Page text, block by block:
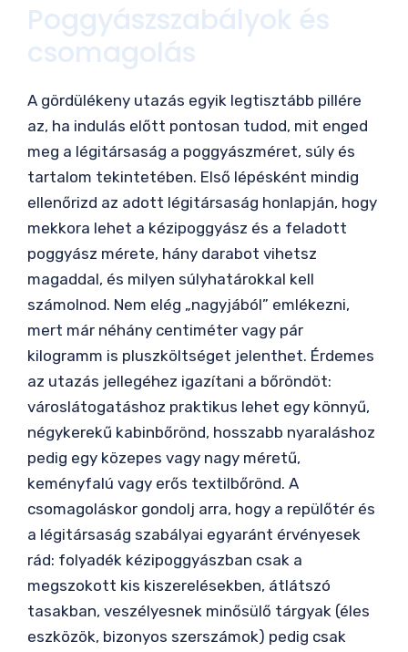
Poggyászszabályok és
csomagolás
A gördülékeny utazás egyik legtisztább pillére
az, ha indulás előtt pontosan tudod, mit enged
meg a légitársaság a poggyászméret, súly és
tartalom tekintetében. Első lépésként mindig
ellenőrizd az adott légitársaság honlapján, hogy
mekkora lehet a kézipoggyász és a feladott
poggyász mérete, hány darabot vihetsz
magaddal, és milyen súlyhatárokkal kell
számolnod. Nem elég „nagyjából” emlékezni,
mert már néhány centiméter vagy pár
kilogramm is pluszköltséget jelenthet. Érdemes
az utazás jellegéhez igazítani a bőröndöt:
városlátogatáshoz praktikus lehet egy könnyű,
négykerekű kabinbőrönd, hosszabb nyaraláshoz
pedig egy közepes vagy nagy méretű,
keményfalú vagy erős textilbőrönd. A
csomagoláskor gondolj arra, hogy a repülőtér és
a légitársaság szabályai egyaránt érvényesek
rád: folyadék kézipoggyászban csak a
megszokott kis kiszerelésekben, átlátszó
tasakban, veszélyesnek minősülő tárgyak (éles
eszközök, bizonyos szerszámok) pedig csak